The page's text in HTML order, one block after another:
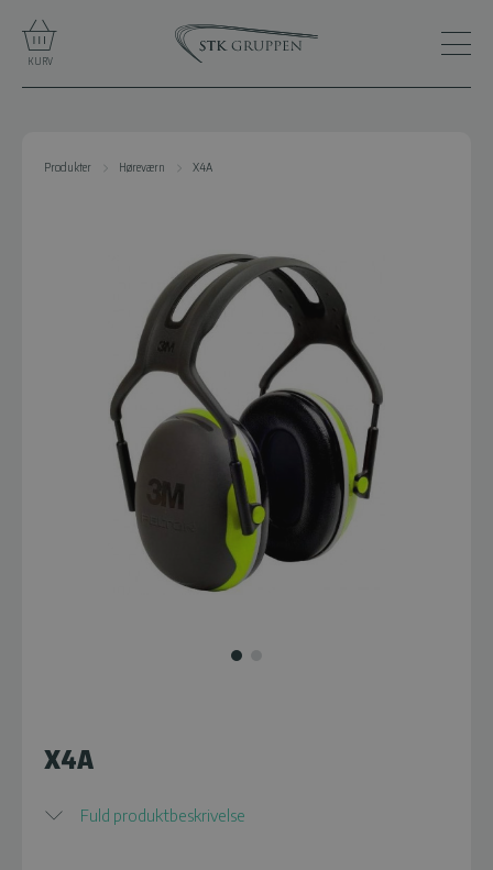
KURV
Produkter Høreværn X4A
X4A
Fuld produktbeskrivelse